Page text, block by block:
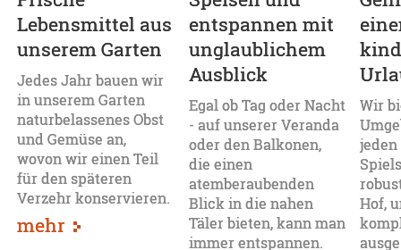
Lebensmittel aus
unserem Garten
Jedes Jahr bauen wir
in unserem Garten
naturbelassenes Obst
und Gemüse an,
wovon wir einen Teil
für den späteren
Verzehr konservieren.
mehr
entspannen mit
unglaublichem
Ausblick
Egal ob Tag oder Nacht
- auf unserer Veranda
oder den Balkonen,
die einen
atemberaubenden
Blick in die nahen
Täler bieten, kann man
immer entspannen.
Wir
Hof,